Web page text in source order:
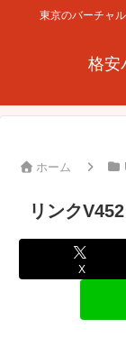
東京のバーチャ
格安
ホーム
リンクV452
X